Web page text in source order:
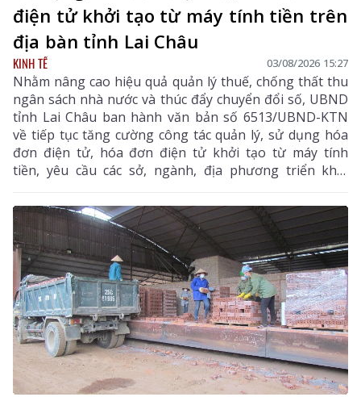
điện tử khởi tạo từ máy tính tiền trên
địa bàn tỉnh Lai Châu
KINH TẾ 03/08/2026 15:27
Nhằm nâng cao hiệu quả quản lý thuế, chống thất thu
ngân sách nhà nước và thúc đẩy chuyển đổi số, UBND
tỉnh Lai Châu ban hành văn bản số 6513/UBND-KTN
về tiếp tục tăng cường công tác quản lý, sử dụng hóa
đơn điện tử, hóa đơn điện tử khởi tạo từ máy tính
tiền, yêu cầu các sở, ngành, địa phương triển khai
đồng bộ các giải pháp nhằm nâng cao hiệu quả quản
lý thuế, chống thất thu ngân sách và thúc đẩy chuyển
đổi số trên địa bàn tỉnh.